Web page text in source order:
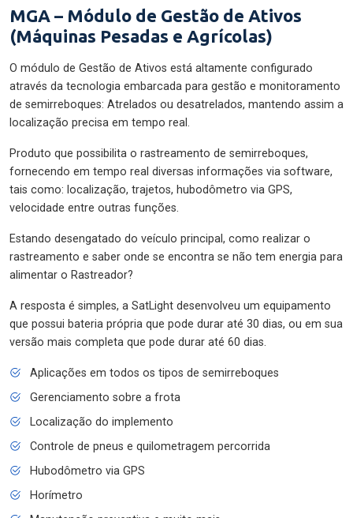
MGA – Módulo de Gestão de Ativos
(Máquinas Pesadas e Agrícolas)
O módulo de Gestão de Ativos está altamente configurado
através da tecnologia embarcada para gestão e monitoramento
de semirreboques: Atrelados ou desatrelados, mantendo assim a
localização precisa em tempo real.
Produto que possibilita o rastreamento de semirreboques,
fornecendo em tempo real diversas informações via software,
tais como: localização, trajetos, hubodômetro via GPS,
velocidade entre outras funções.
Estando desengatado do veículo principal, como realizar o
rastreamento e saber onde se encontra se não tem energia para
alimentar o Rastreador?
A resposta é simples, a SatLight desenvolveu um equipamento
que possui bateria própria que pode durar até 30 dias, ou em sua
versão mais completa que pode durar até 60 dias.
Aplicações em todos os tipos de semirreboques
Gerenciamento sobre a frota
Localização do implemento
Controle de pneus e quilometragem percorrida
Hubodômetro via GPS
Horímetro